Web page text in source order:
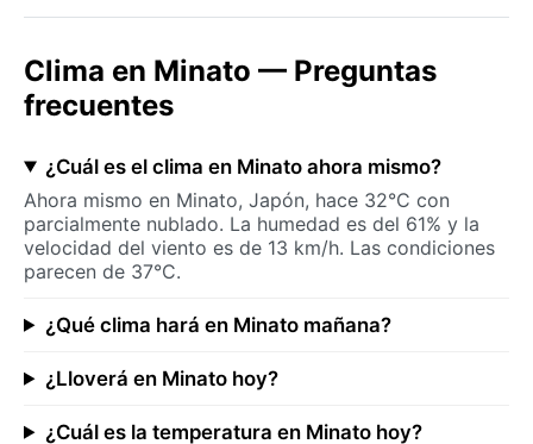
Clima en Minato — Preguntas
frecuentes
¿Cuál es el clima en Minato ahora mismo?
Ahora mismo en Minato, Japón, hace 32°C con
parcialmente nublado. La humedad es del 61% y la
velocidad del viento es de 13 km/h. Las condiciones
parecen de 37°C.
¿Qué clima hará en Minato mañana?
¿Lloverá en Minato hoy?
¿Cuál es la temperatura en Minato hoy?